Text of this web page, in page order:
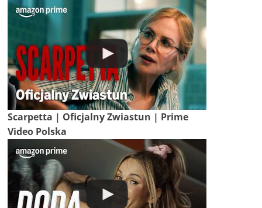
Scarpetta | Oficjalny Zwiastun | Prime
Video Polska